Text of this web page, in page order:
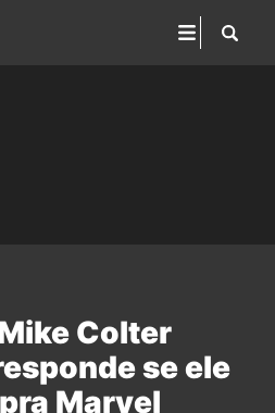
Colter
se ele
Marvel